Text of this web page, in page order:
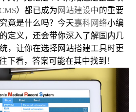
）都已成为 网站建设中的重要
竟是什么吗？今天嘉科网络小编
定义，还会带你深入了解国内几
，让你在选择网站搭建工具时更
下看，答案可能在其中找到！